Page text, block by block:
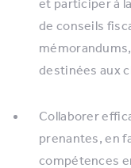
et participer à
de conseils
destinées aux
Collaborer
prenantes, en
compétences